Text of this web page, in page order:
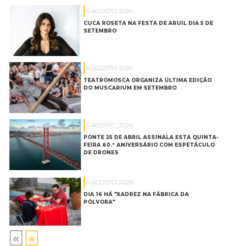
6 AGOSTO, 2026
CUCA ROSETA NA FESTA DE ARUIL DIA 5 DE
SETEMBRO
6 AGOSTO, 2026
TEATROMOSCA ORGANIZA ÚLTIMA EDIÇÃO
DO MUSCARIUM EM SETEMBRO
5 AGOSTO, 2026
PONTE 25 DE ABRIL ASSINALA ESTA QUINTA-
FEIRA 60.º ANIVERSÁRIO COM ESPETÁCULO
DE DRONES
5 AGOSTO, 2026
DIA 16 HÁ "XADREZ NA FÁBRICA DA
PÓLVORA"
« »